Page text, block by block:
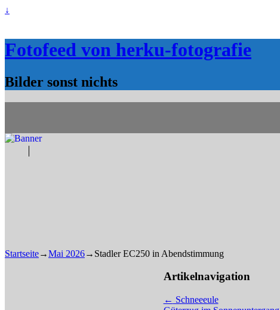
↓
Fotofeed von herku-fotografie
Bilder sonst nichts
Startseite→Mai 2026→ Stadler EC250 in Abendstimmung
Artikelnavigation
← Schneeeule